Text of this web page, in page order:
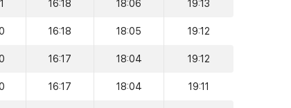
16:18 18:06 19:13
16:18 18:05 19:12
16:17 18:04 19:12
16:17 18:04 19:11